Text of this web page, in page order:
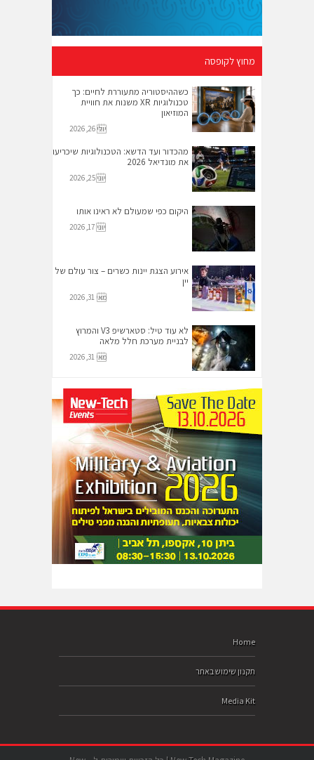
מחוץ לקופסה
כשההיסטוריה מתעוררת לחיים: כך
טכנולוגיות XR משנות את חוויית
המוזיאון
יולי 26, 2026
מהכדור ועד הדשא: הטכנולוגיות שיכריעו
את מונדיאל 2026
יוני 25, 2026
היקום כפי שמעולם לא ראינו אותו
יוני 17, 2026
אירוע הצגת יינות כשרים – צור עולם של
יין
מאי 31, 2026
לא עוד טיל: סטארשיפ V3 והמרוץ
לבניית מערכת חלל מלאה
מאי 31, 2026
Home
תקנון שימוש באתר
Media Kit